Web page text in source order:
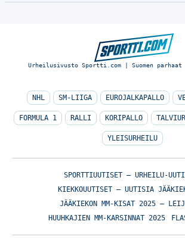
Urheilusivusto Sportti.com | Suomen
NHL SM-LIIGA EUROJALKAPALLO
FORMULA 1 RALLI KORIPALLO
YLEISURHEILU
SPORTTIUUTISET – URHEILU-
KIEKKOUUTISET – UUTISIA
JÄÄKIEKON MM-KISAT 2025 –
HUUHKAJIEN MM-KARSINNAT 2025